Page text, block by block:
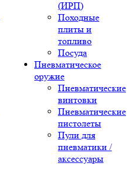
(ИРП)
Походные
плиты и
топливо
Посуда
Пневматическое
оружие
Пневматические
винтовки
Пневматические
пистолеты
Пули для
пневматики /
аксессуары